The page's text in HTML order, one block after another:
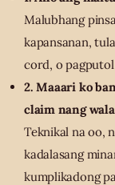
Malubhang
kapansanan,
cord, o pagputol
2. Maaari ko
claim nang
Teknikal na oo,
kadalasang
kumplikadong